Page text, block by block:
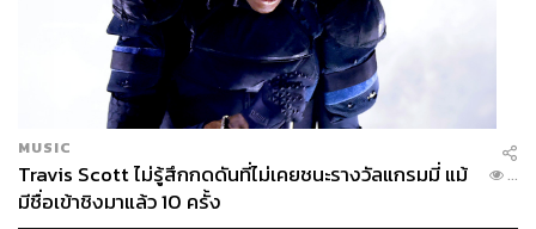
ผลักในการทำอย่างอื่นให้สำเร็จด้วยเช่นกัน
เรื่องนี้ศาสตราจารย์มหาวิทยาลัยฮาวาร์ด ชื่อ เทเรซา
อมาไบล์ (Teresa Amabile) ได้ศึกษาไดอะรีของพนักงานนับ
ร้อยที่ทำงานเกี่ยวข้องกับด้านความรู้ และได้ข้อสรุปว่าสิ่งที่
จะกระตุ้นอารมณ์ความรู้สึก แรงกระตุ้นในใจ และการรับรู้
ตลอดวัน ได้ดีที่สุดและสำคัญที่สุดคือการสร้างความก้าวหน้า
ให้กับงานที่มีความหมายต่อใจ
MUSIC
Travis Scott ไม่รู้สึกกดดันที่ไม่เคยชนะรางวัลแกรมมี่ แม้
มีชื่อเข้าชิงมาแล้ว 10 ครั้ง
...